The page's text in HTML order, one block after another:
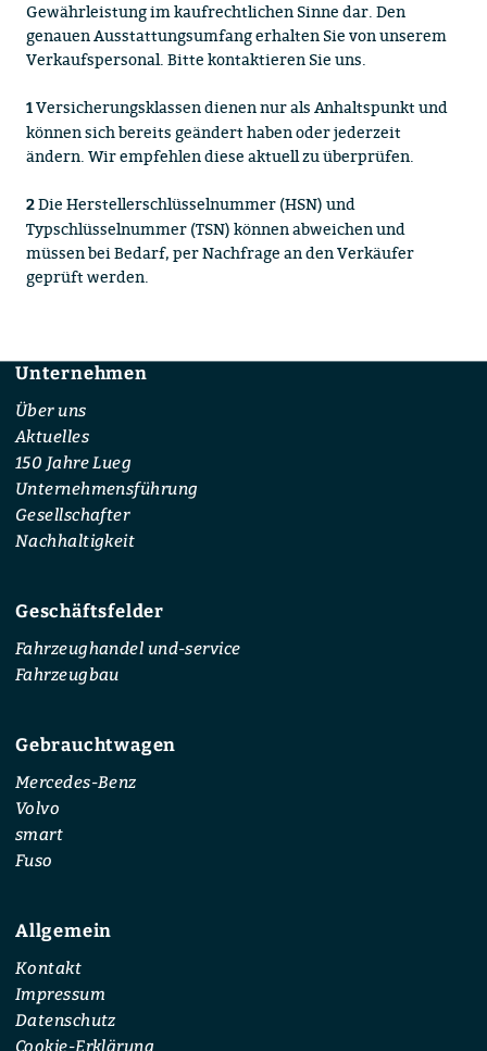
Gewährleistung im kaufrechtlichen Sinne dar. Den
genauen Ausstattungsumfang erhalten Sie von unserem
Verkaufspersonal. Bitte kontaktieren Sie uns.
1Versicherungsklassen dienen nur als Anhaltspunkt und
können sich bereits geändert haben oder jederzeit
ändern. Wir empfehlen diese aktuell zu überprüfen.
2Die Herstellerschlüsselnummer (HSN) und
Typschlüsselnummer (TSN) können abweichen und
müssen bei Bedarf, per Nachfrage an den Verkäufer
geprüft werden.
Footer
Unternehmen
Über uns
Aktuelles
150 Jahre Lueg
Unternehmensführung
Gesellschafter
Nachhaltigkeit
Geschäftsfelder
Fahrzeughandel und-service
Fahrzeugbau
Gebrauchtwagen
Mercedes-Benz
Volvo
smart
Fuso
Allgemein
Kontakt
Impressum
Datenschutz
Cookie-Erklärung